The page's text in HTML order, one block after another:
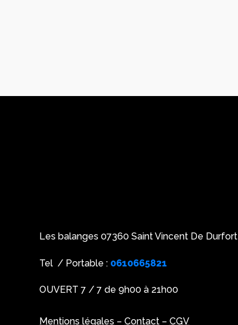
Les balanges 07360 Saint Vincent De Durfort
Tel / Portable : 0610665821
OUVERT 7 / 7 de 9h00 à 21h00
Mentions légales –Contact –CGV